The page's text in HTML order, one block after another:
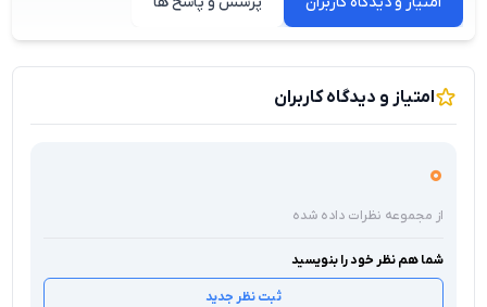
امتیاز و دیدگاه کاربران
0
از مجموعه نظرات داده شده
شما هم نظر خود را بنویسید
ثبت نظر جدید